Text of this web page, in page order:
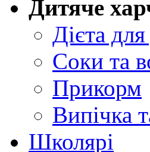
Дитяче
Дієта для
Соки та
Прикорм
Випічка
Школярі